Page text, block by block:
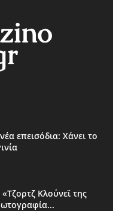
επεισόδια: Χάνει το
Κλούνεϊ της